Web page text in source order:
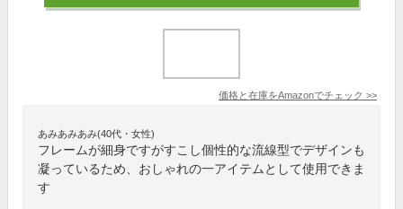
価格と在庫をAmazonでチェック >>
あみあみあみ(40代・女性)
フレームが細身ですがすこし個性的な流線型でデザインも
凝っているため、おしゃれの一アイテムとして使用できま
す